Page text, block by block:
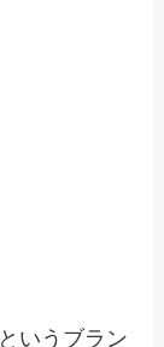
いうブラン